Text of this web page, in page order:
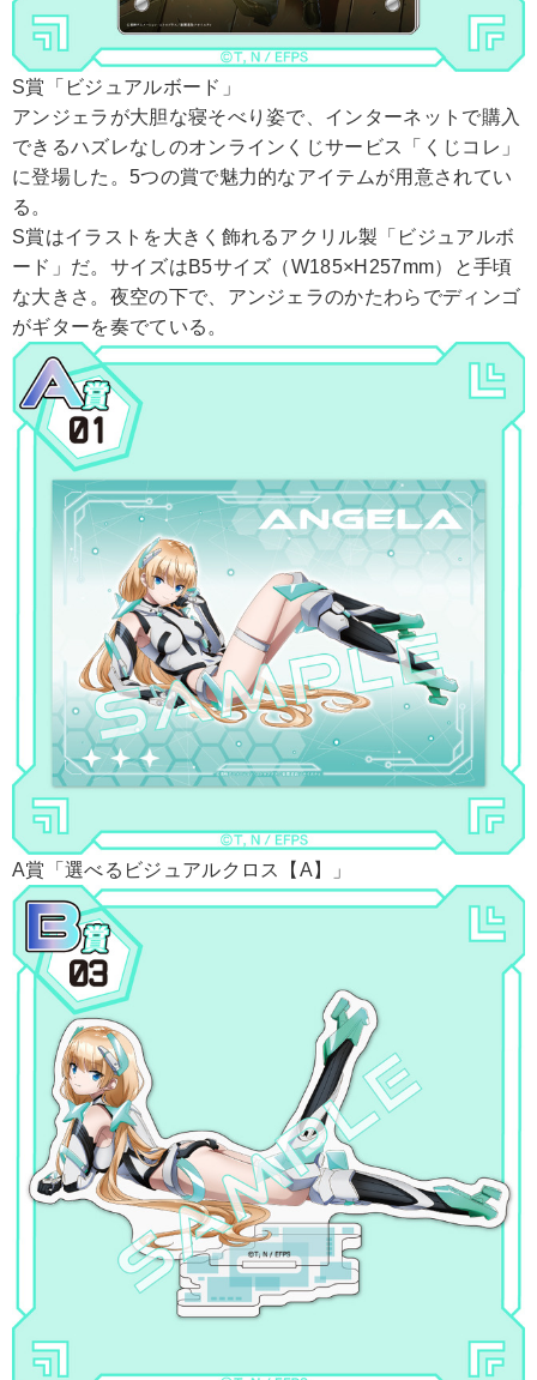
S賞「ビジュアルボード」
アンジェラが大胆な寝そべり姿で、インターネットで購入
できるハズレなしのオンラインくじサービス「くじコレ」
に登場した。5つの賞で魅力的なアイテムが用意されてい
る。
S賞はイラストを大きく飾れるアクリル製「ビジュアルボ
ード」だ。サイズはB5サイズ（W185×H257mm）と手頃
な大きさ。夜空の下で、アンジェラのかたわらでディンゴ
がギターを奏でている。
A賞「選べるビジュアルクロス【A】」